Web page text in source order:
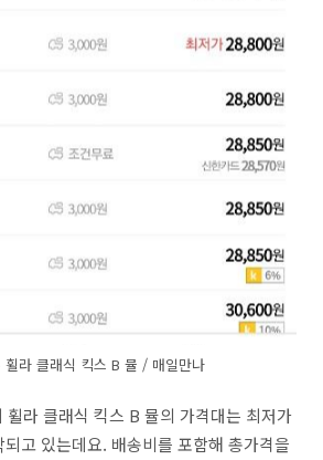
휠라 클래식 킥스 B 뮬 / 매일만나
휠라 클래식 킥스 B 뮬의 가격대는 최저가
고 있는데요. 배송비를 포함해 총가격을